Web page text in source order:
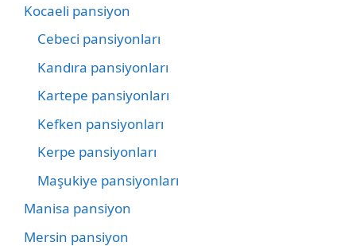
Kocaeli pansiyon
Cebeci pansiyonları
Kandıra pansiyonları
Kartepe pansiyonları
Kefken pansiyonları
Kerpe pansiyonları
Maşukiye pansiyonları
Manisa pansiyon
Mersin pansiyon